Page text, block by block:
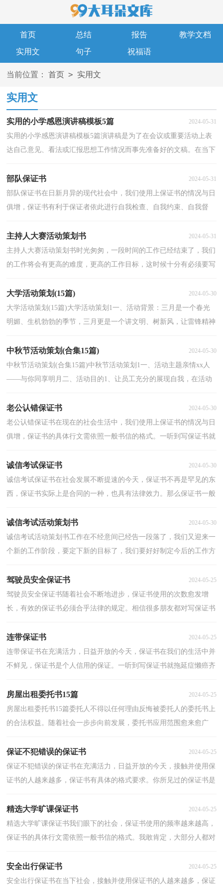
首页 总结 报告
教学文档
实用文
句子 祝福语
当前位置： 首页 > 实用文
实用文
实用的小学感恩演讲稿模板5篇 2024-05-31
实用的小学感恩演讲稿模板5篇演讲稿是为了在会议或重要活动上表
达自己意见、看法或汇报思想工作情况而事先准备好的文稿。在当下
部队保证书 2024-05-31
部队保证书在日新月异的现代社会中，我们使用上保证书的情况与日
俱增，保证书有利于保证者依此进行自我检查、自我约束、自我督
主持人大赛活动策划书 2024-05-31
主持人大赛活动策划书时光匆匆，一段时间的工作已经结束了，我们
的工作将会有更高的难度，更高的工作目标，这时候十分有必须要写
大学活动策划(15篇) 2024-05-30
大学活动策划(15篇)大学活动策划1一、活动背景：三月是一个春光
明媚、生机勃勃的季节，三月更是一个讲文明、树新风，让雷锋精神
中秋节活动策划(合集15篇) 2024-05-30
中秋节活动策划(合集15篇)中秋节活动策划1一、活动主题亲情xx人
——与你同享明月二、活动目的1、让员工充分的展现自我，在活动
老公认错保证书 2024-05-30
老公认错保证书在现在的社会生活中，我们使用上保证书的情况与日
俱增，保证书的具体行文需依照一般书信的格式。一听到写保证书就
诚信考试保证书 2024-05-30
诚信考试保证书在社会发展不断提速的今天，保证书不再是罕见的东
西，保证书实际上是合同的一种，也具有法律效力。那么保证书一般
诚信考试活动策划书 2024-05-30
诚信考试活动策划书工作在不经意间已经告一段落了，我们又迎来一
个新的工作阶段，要定下新的目标了，我们要好好制定今后的工作方
驾驶员安全保证书 2024-05-25
驾驶员安全保证书随着社会不断地进步，保证书使用的次数愈发增
长，有效的保证书必须合乎法律的规定。相信很多朋友都对写保证书
连带保证书 2024-05-25
连带保证书在充满活力，日益开放的今天，保证书在我们的生活中并
不鲜见，保证书是个人信用的保证。一听到写保证书就拖延症懒癌齐
房屋出租委托书15篇 2024-05-25
房屋出租委托书15篇委托人不得以任何理由反悔被委托人的委托书上
的合法权益。随着社会一步步向前发展，委托书应用范围愈来愈广
保证不犯错误的保证书 2024-05-25
保证不犯错误的保证书在充满活力，日益开放的今天，接触并使用保
证书的人越来越多，保证书有具体的格式要求。你所见过的保证书是
精选大学旷课保证书 2024-05-25
精选大学旷课保证书我们眼下的社会，保证书使用的频率越来越高，
保证书的具体行文需依照一般书信的格式。我敢肯定，大部分人都对
安全出行保证书 2024-05-25
安全出行保证书在当下社会，接触并使用保证书的人越来越多，保证